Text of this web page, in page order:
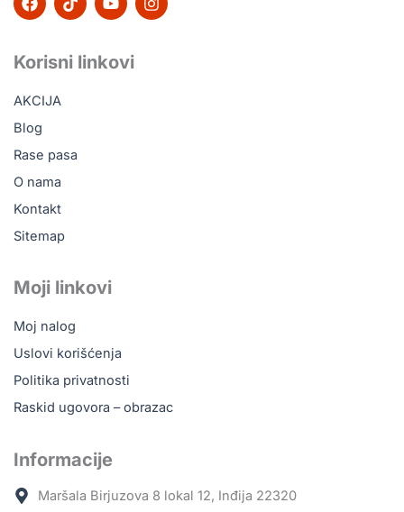
a
c
b
o
o
k
i
k
o
k
o
u
u
b
n
s
Korisni linkovi
AKCIJA
Blog
Rase pasa
O nama
Kontakt
Sitemap
Moji linkovi
Moj nalog
Uslovi korišćenja
Politika privatnosti
Raskid ugovora – obrazac
Informacije
Maršala Birjuzova 8 lokal 12, Inđija 22320